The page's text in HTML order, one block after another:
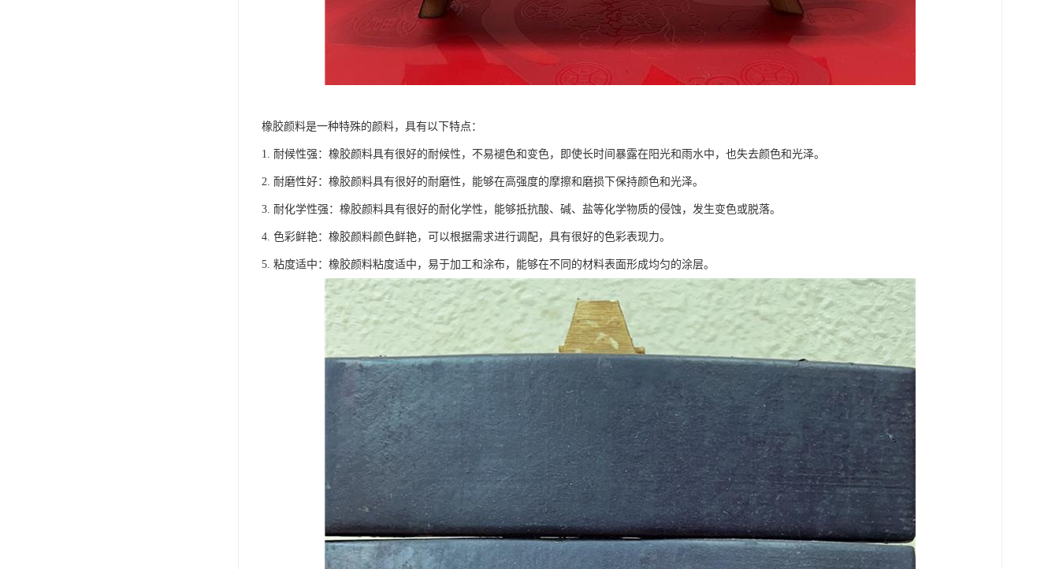
橡胶颜料是一种特殊的颜料，具有以下特点：
1. 耐候性强：橡胶颜料具有很好的耐候性，不易褪色和变色，即使长时间暴露在阳光和雨水中，也失去颜色和光泽。
2. 耐磨性好：橡胶颜料具有很好的耐磨性，能够在高强度的摩擦和磨损下保持颜色和光泽。
3. 耐化学性强：橡胶颜料具有很好的耐化学性，能够抵抗酸、碱、盐等化学物质的侵蚀，发生变色或脱落。
4. 色彩鲜艳：橡胶颜料颜色鲜艳，可以根据需求进行调配，具有很好的色彩表现力。
5. 粘度适中：橡胶颜料粘度适中，易于加工和涂布，能够在不同的材料表面形成均匀的涂层。